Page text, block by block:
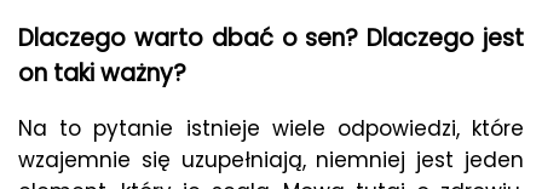
Dlaczego warto dbać o sen? Dlaczego jest
on taki ważny?
Na to pytanie istnieje wiele odpowiedzi, które
wzajemnie się uzupełniają, niemniej jest jeden